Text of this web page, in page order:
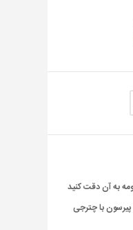
به آن دقت کنید
با چترجی